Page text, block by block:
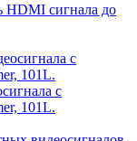
HDMI сигнала до
с
101L.